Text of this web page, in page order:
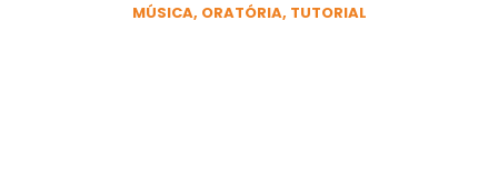
MÚSICA, ORATÓRIA, TUTORIAL